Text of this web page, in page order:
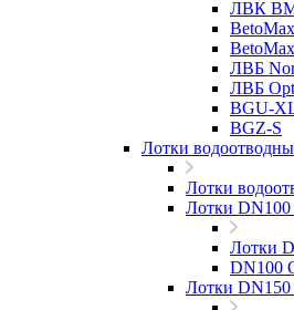
ЛВК
BetoMax
ЛВБ
ЛВБ
BGU-
BGZ-S
Лотки
Лотки
Лотки DN100
Лотки
DN100
Лотки DN150